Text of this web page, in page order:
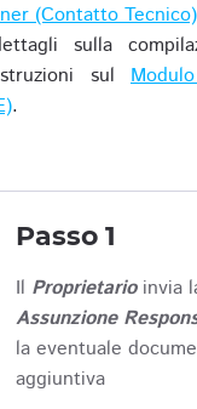
(Contatto Tecnico)
sulla
sul
.
Passo 1
Il Proprietarioinvia
Assunzione
la eventuale
aggiuntiva